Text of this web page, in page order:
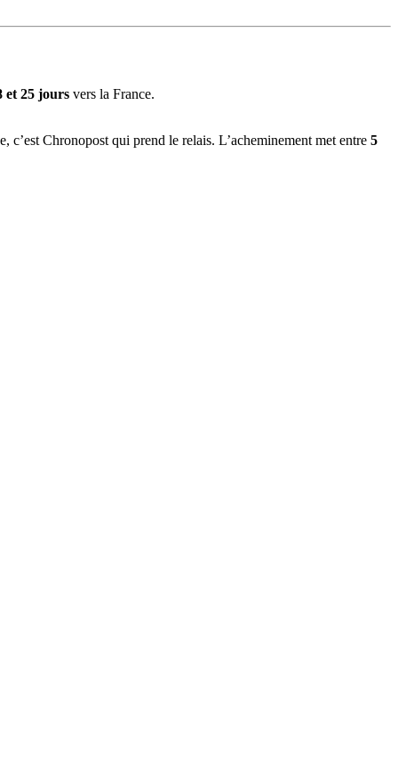
et 25 jours vers la France.
c’est Chronopost qui prend le relais. L’acheminement met entre 5